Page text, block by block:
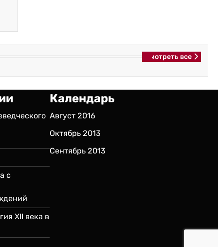
Смотреть все
с
XII века в
Календарь
Август 2016
Октябрь 2013
Сентябрь 2013